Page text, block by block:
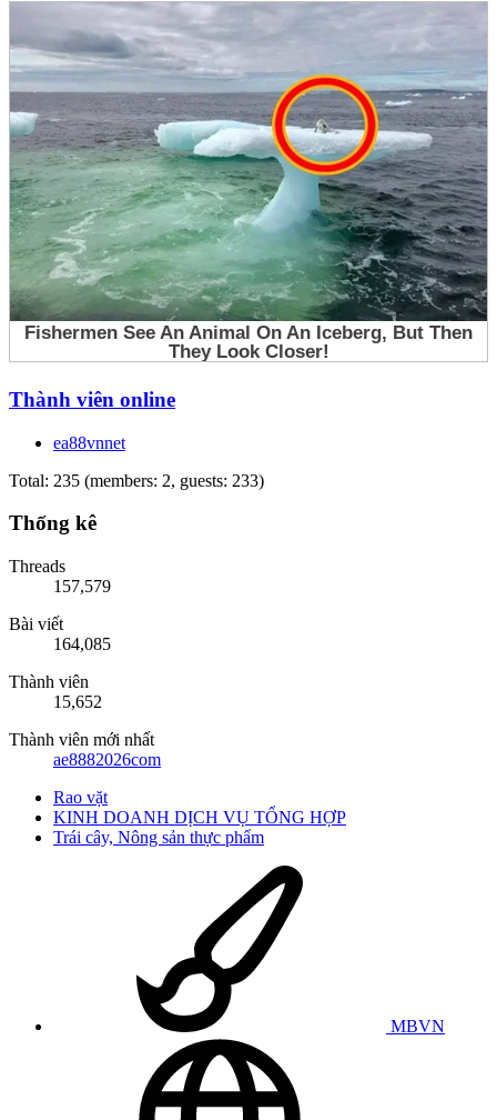
Thành viên online
ea88vnnet
Total: 235 (members: 2, guests: 233)
Thống kê
Threads
157,579
Bài viết
164,085
Thành viên
15,652
Thành viên mới nhất
ae8882026com
Rao vặt
KINH DOANH DỊCH VỤ TỔNG HỢP
Trái cây, Nông sản thực phẩm
MBVN